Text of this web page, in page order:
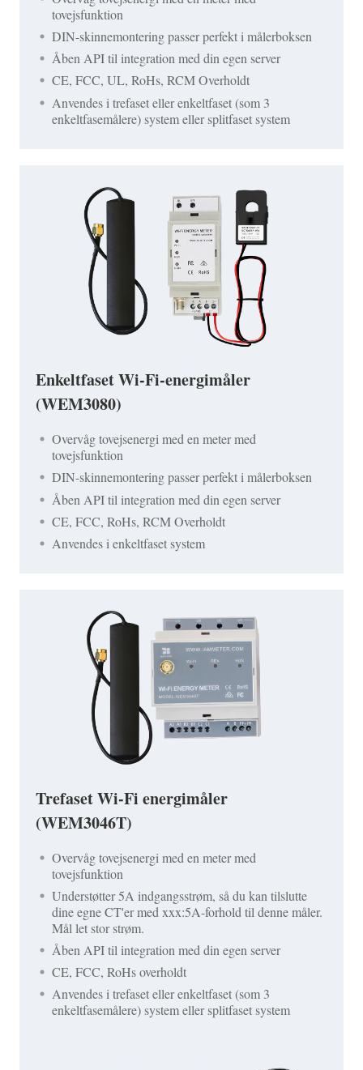
tovejsfunktion
DIN-skinnemontering passer perfekt i målerboksen
Åben API til integration med din egen server
CE, FCC, UL, RoHs, RCM Overholdt
Anvendes i trefaset eller enkeltfaset (som 3
enkeltfasemålere) system eller splitfaset system
Enkeltfaset Wi-Fi-energimåler
(WEM3080)
Overvåg tovejsenergi med en meter med
tovejsfunktion
DIN-skinnemontering passer perfekt i målerboksen
Åben API til integration med din egen server
CE, FCC, RoHs, RCM Overholdt
Anvendes i enkeltfaset system
Trefaset Wi-Fi energimåler
(WEM3046T)
Overvåg tovejsenergi med en meter med
tovejsfunktion
Understøtter 5A indgangsstrøm, så du kan tilslutte
dine egne CT'er med xxx:5A-forhold til denne måler.
Mål let stor strøm.
Åben API til integration med din egen server
CE, FCC, RoHs overholdt
Anvendes i trefaset eller enkeltfaset (som 3
enkeltfasemålere) system eller splitfaset system